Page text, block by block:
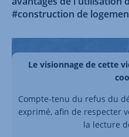
#construction de
Le visionnage de cette
Compte-tenu du refus du
exprimé, afin de respecter
la lecture